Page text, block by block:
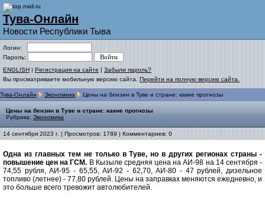
Тува-Онлайн
Новости Республики Тыва
Логин:
Пароль:
ENGLISH | Регистрация на сайте | Забыли пароль?
Вы просматриваете мобильную версию сайта. Перейти на полную версию сайта.
Тува-Онлайн Экономика Цены на бензин в Туве и стране: какие прогнозы
Цены на бензин в Туве и стране: какие прогнозы
Рубрика: Экономика
14 сентября 2023 г. | Просмотров: 1789 | Комментариев: 0
Одна из главных тем не только в Туве, но в других регионах страны -
повышение цен на ГСМ. В Кызыле средняя цена на АИ-98 на 14 сентября -
74,55 рубля, АИ-95 - 65,55, АИ-92 - 62,70, АИ-80 - 47 рублей, дизельное
топливо (летнее) - 77,80 рублей. Цены на заправках меняются ежедневно, и
это больше всего тревожит автолюбителей.